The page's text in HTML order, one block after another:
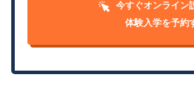
今すぐオンライン
体験入学を予約